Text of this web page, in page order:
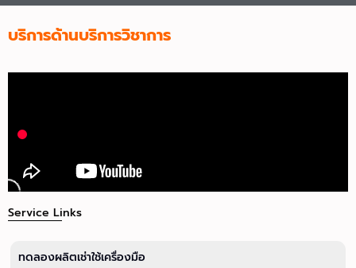
บริการด้านบริการวิชาการ
Service Links
ทดลองผลิตเช่าใช้เครื่องมือ